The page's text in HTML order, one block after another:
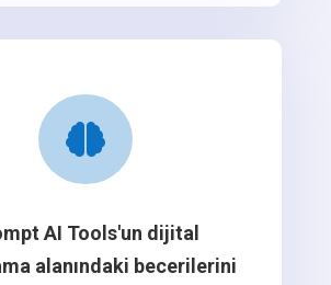

AI Tools'un dijital
alanındaki becerilerini